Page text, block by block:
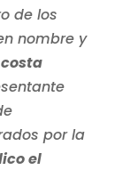
de los
nombre y
por la
el